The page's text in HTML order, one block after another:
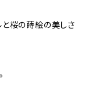
桜の蒔絵の美しさ